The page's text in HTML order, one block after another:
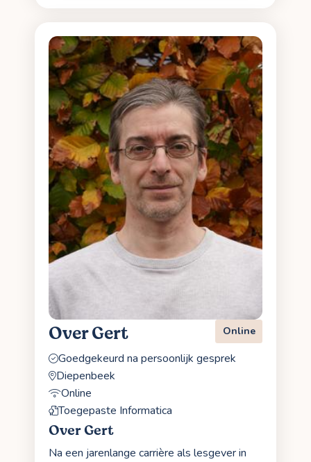
Over Gert Online
Goedgekeurd na persoonlijk gesprek
Diepenbeek
Online
Toegepaste Informatica
Over Gert
Na een jarenlange carrière als lesgever in